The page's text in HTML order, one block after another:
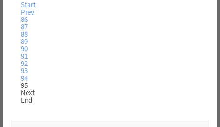
Start
Prev
86
87
88
89
90
91
92
93
94
95
Next
End